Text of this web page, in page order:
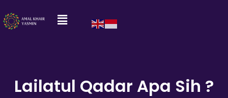
Lailatul Qadar Apa Sih ?